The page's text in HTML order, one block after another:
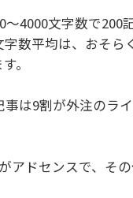
～4000文字数で200
数平均は、おそら
。
事は9割が外注のラ
アドセンスで、そ